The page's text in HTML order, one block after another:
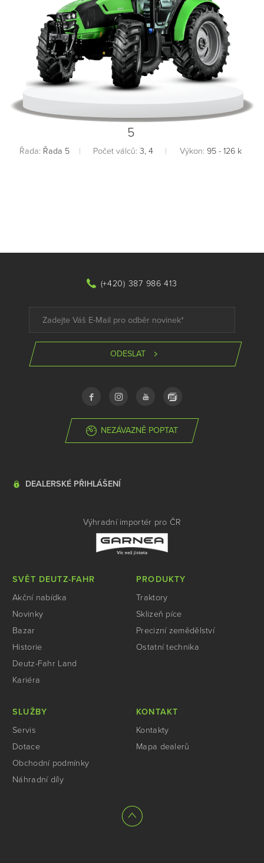
5
Řada: Řada 5 Počet válců: 3, 4 Výkon: 95 - 126 k
(+420) 387 986 413
ODESLAT
NEZÁVAZNĚ POPTAT
DEALERSKÉ PŘIHLÁŠENÍ
Výhradní importér pro ČR
SVĚT DEUTZ-FAHR
Akční nabídka
Novinky
Bazar
Historie
Deutz-Fahr Land
Kariéra
PRODUKTY
Traktory
Sklizeň píce
Precizní zemědělství
Ostatní technika
SLUŽBY
Servis
Dotace
Obchodní podmínky
Náhradní díly
KONTAKT
Kontakty
Mapa dealerů